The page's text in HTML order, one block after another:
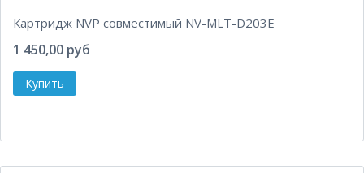
Картридж NVP совместимый NV-MLT-D203E
1 450,00 руб